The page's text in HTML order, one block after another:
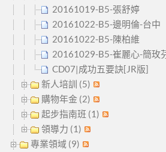
20161019-B5-張舒婷
20161022-B5-邊明倫-台中
20161022-B5-陳柏維
20161029-B5-崔麗心-簡玫
CD07|成功五要訣[JR版]
新人培訓 (5)
購物年金 (2)
起步指南班 (1)
領導力 (1)
專業領域 (9)